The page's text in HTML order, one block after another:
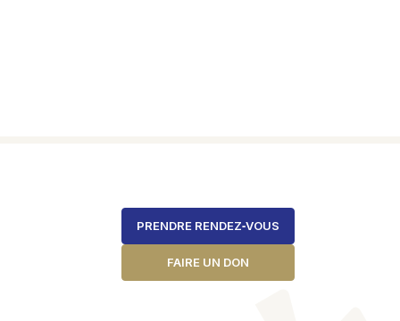
PRENDRE RENDEZ‑VOUS
FAIRE UN DON